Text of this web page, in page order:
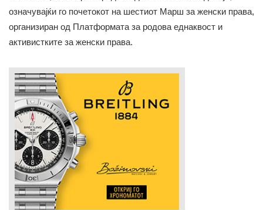
означувајќи го почетокот на шестиот Марш за женски права,
организиран од Платформата за родова еднаквост и
активистките за женски права.